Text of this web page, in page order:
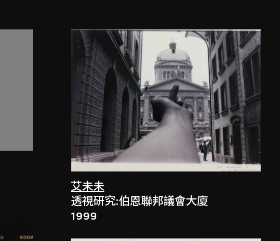
艾未未
透視研究:伯恩聯邦議會大廈
1999